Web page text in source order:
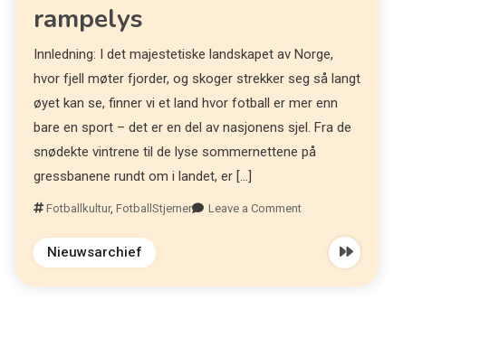
rampelys
Innledning: I det majestetiske landskapet av Norge,
hvor fjell møter fjorder, og skoger strekker seg så langt
øyet kan se, finner vi et land hvor fotball er mer enn
bare en sport – det er en del av nasjonens sjel. Fra de
snødekte vintrene til de lyse sommernettene på
gressbanene rundt om i landet, er […]
Fotballkultur, FotballStjerner Leave a Comment
Nieuwsarchief